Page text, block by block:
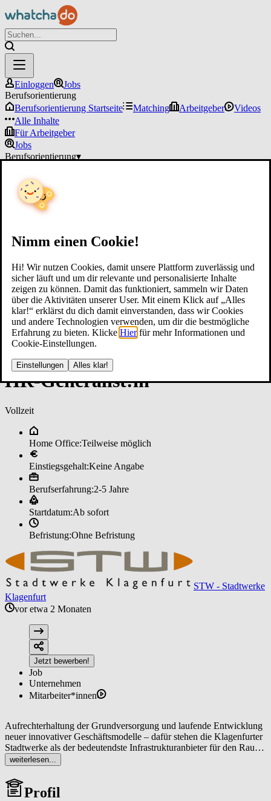
Nimm einen Cookie!
Hi! Wir nutzen Cookies, damit unsere Plattform zuverlässig und
sicher läuft und um dir relevante und personalisierte Inhalte
zeigen zu können. Damit das funktioniert, sammeln wir Daten
über die Aktivitäten unserer User. Mit einem Klick auf „Alles
klar!“ erklärst du dich damit einverstanden, dass wir Cookies
und andere Technologien verwenden, um dir die bestmögliche
Erfahrung zu bieten. Klicke Hier für mehr Informationen und
Cookie-Einstellungen.
Einstellungen Alles klar!
Einloggen
Jobs
Berufsorientierung
Berufsorientierung Startseite
Matching Arbeitgeber
Videos
Alle Inhalte
Für Arbeitgeber
Jobs
Berufsorientierung▾
HR-­Ge­ne­ra­lis­t:in
Vollzeit
Home Office:Teilweise möglich
Einstiegsgehalt:Keine Angabe
Berufserfahrung:2-5 Jahre
Startdatum:Ab sofort
Befristung:Ohne Befristung
STW - Stadtwerke
Klagenfurt
vor etwa 2 Monaten
Jetzt bewerben!
Job
Unternehmen
Mitarbeiter*innen
Aufrechterhaltung der Grundversorgung und laufende Entwicklung
neuer innovativer Geschäftsmodelle – dafür stehen die Klagenfurter
Stadtwerke als der bedeutendste Infrastrukturanbieter für den Raum
Klagenfurt. Durch unsere vielfältigen Leistungen in den Bereichen
Energie, Wasser, Bäder, Mobilität und Bestattung, sorgen WIR
dafür, dass Klagenfurt nachhaltig wächst und langfristig als
lebenswerter Raum das tägliche Leben seiner Bürger/Innen
weiterlesen...
Profil